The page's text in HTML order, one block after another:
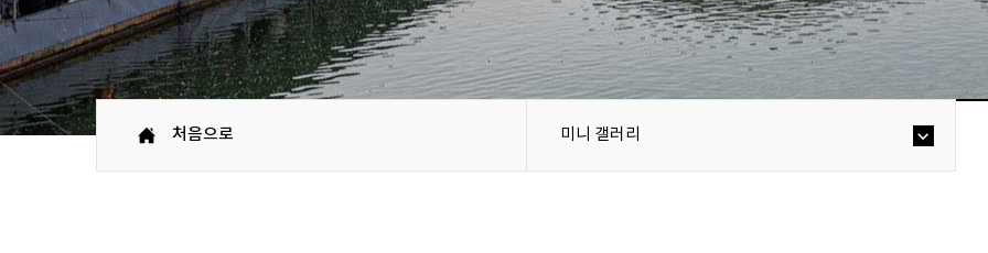
처음으로 미니 갤러리